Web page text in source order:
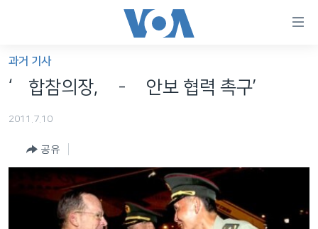
가
능
인
VOD
라디오
프로그램
주파수 안내
FOLLOW US
과거 기사
‘美합참의장, 美-中 안보 협력 촉구’
2011.7.10
공유